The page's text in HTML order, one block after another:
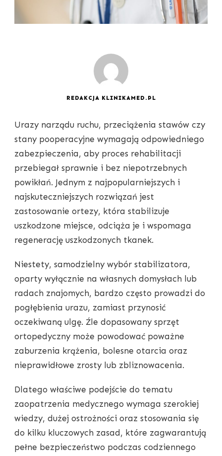
REDAKCJA KLINIKAMED.PL
Urazy narządu ruchu, przeciążenia stawów czy
stany pooperacyjne wymagają odpowiedniego
zabezpieczenia, aby proces rehabilitacji
przebiegał sprawnie i bez niepotrzebnych
powikłań. Jednym z najpopularniejszych i
najskuteczniejszych rozwiązań jest
zastosowanie ortezy, która stabilizuje
uszkodzone miejsce, odciąża je i wspomaga
regenerację uszkodzonych tkanek.
Niestety, samodzielny wybór stabilizatora,
oparty wyłącznie na własnych domysłach lub
radach znajomych, bardzo często prowadzi do
pogłębienia urazu, zamiast przynosić
oczekiwaną ulgę. Źle dopasowany sprzęt
ortopedyczny może powodować poważne
zaburzenia krążenia, bolesne otarcia oraz
nieprawidłowe zrosty lub zbliznowacenia.
Dlatego właściwe podejście do tematu
zaopatrzenia medycznego wymaga szerokiej
wiedzy, dużej ostrożności oraz stosowania się
do kilku kluczowych zasad, które zagwarantują
pełne bezpieczeństwo podczas codziennego